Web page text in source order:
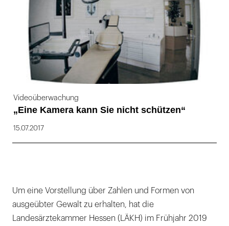
Videoüberwachung
„Eine Kamera kann Sie nicht schützen“
15.07.2017
Um eine Vorstellung über Zahlen und Formen von
ausgeübter Gewalt zu erhalten, hat die
Landesärztekammer Hessen (LÄKH) im Frühjahr 2019